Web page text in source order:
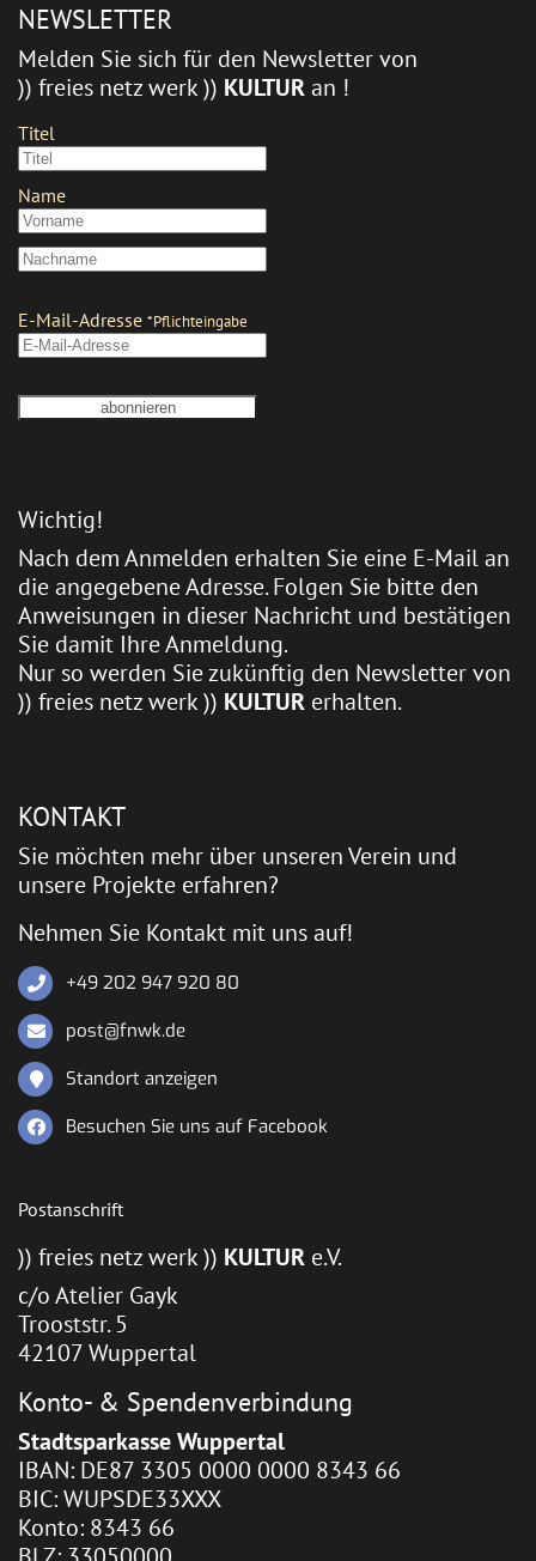
NEWSLETTER
Melden Sie sich für den Newsletter von
)) freies netz werk )) KULTURan !
Wichtig!
Nach dem Anmelden erhalten Sie eine E-Mail an
die angegebene Adresse. Folgen Sie bitte den
Anweisungen in dieser Nachricht und bestätigen
Sie damit Ihre Anmeldung.
Nur so werden Sie zukünftig den Newsletter von
)) freies netz werk )) KULTUR erhalten.
KONTAKT
Sie möchten mehr über unseren Verein und
unsere Projekte erfahren?
Nehmen Sie Kontakt mit uns auf!
+49 202 947 920 80
post@fnwk.de
Standort anzeigen
Besuchen Sie uns auf Facebook
Postanschrift
)) freies netz werk )) KULTUR e.V.
c/o Atelier Gayk
Trooststr. 5
42107 Wuppertal
Konto- & Spendenverbindung
Stadtsparkasse Wuppertal
IBAN: DE87 3305 0000 0000 8343 66
BIC: WUPSDE33XXX
Konto: 8343 66